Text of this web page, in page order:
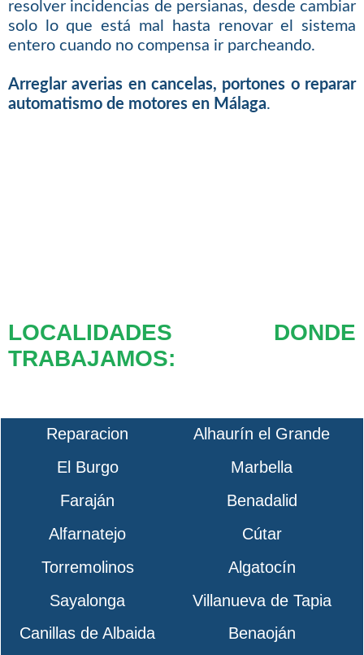
resolver incidencias de persianas, desde cambiar
solo lo que está mal hasta renovar el sistema
entero cuando no compensa ir parcheando.
Arreglar averias en cancelas, portones o reparar
automatismo de motores en Málaga.
LOCALIDADES DONDE
TRABAJAMOS:
Reparacion
Alhaurín el Grande
El Burgo
Marbella
Faraján
Benadalid
Alfarnatejo
Cútar
Torremolinos
Algatocín
Sayalonga
Villanueva de Tapia
Canillas de Albaida
Benaoján